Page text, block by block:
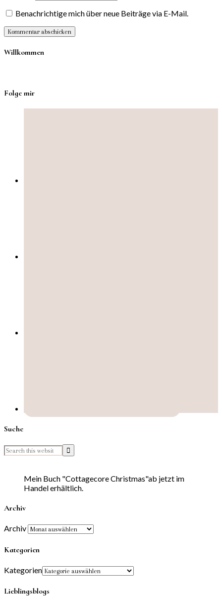
Benachrichtige mich über neue Beiträge via E-Mail.
Willkommen
Folge mir
Suche
Mein Buch "Cottagecore Christmas"ab jetzt im
Handel erhältlich.
Archiv
Archiv
Kategorien
Kategorien
Lieblingsblogs